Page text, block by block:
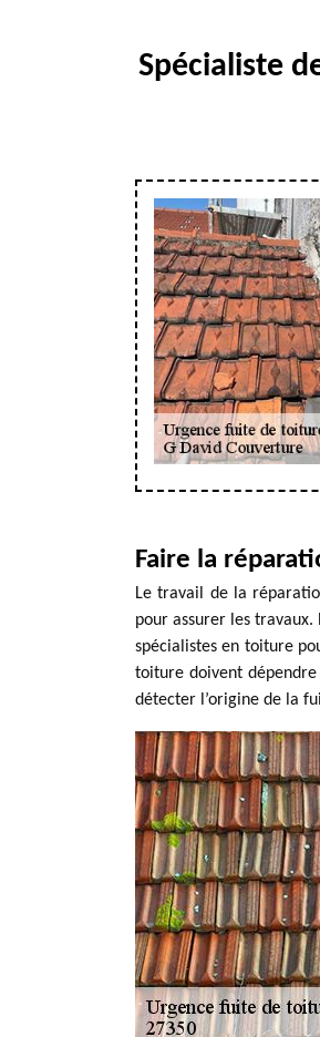
Spécialiste
Faire la
Le travail de la
pour assurer les travaux.
spécialistes en toiture
toiture doivent
détecter l’origine de la